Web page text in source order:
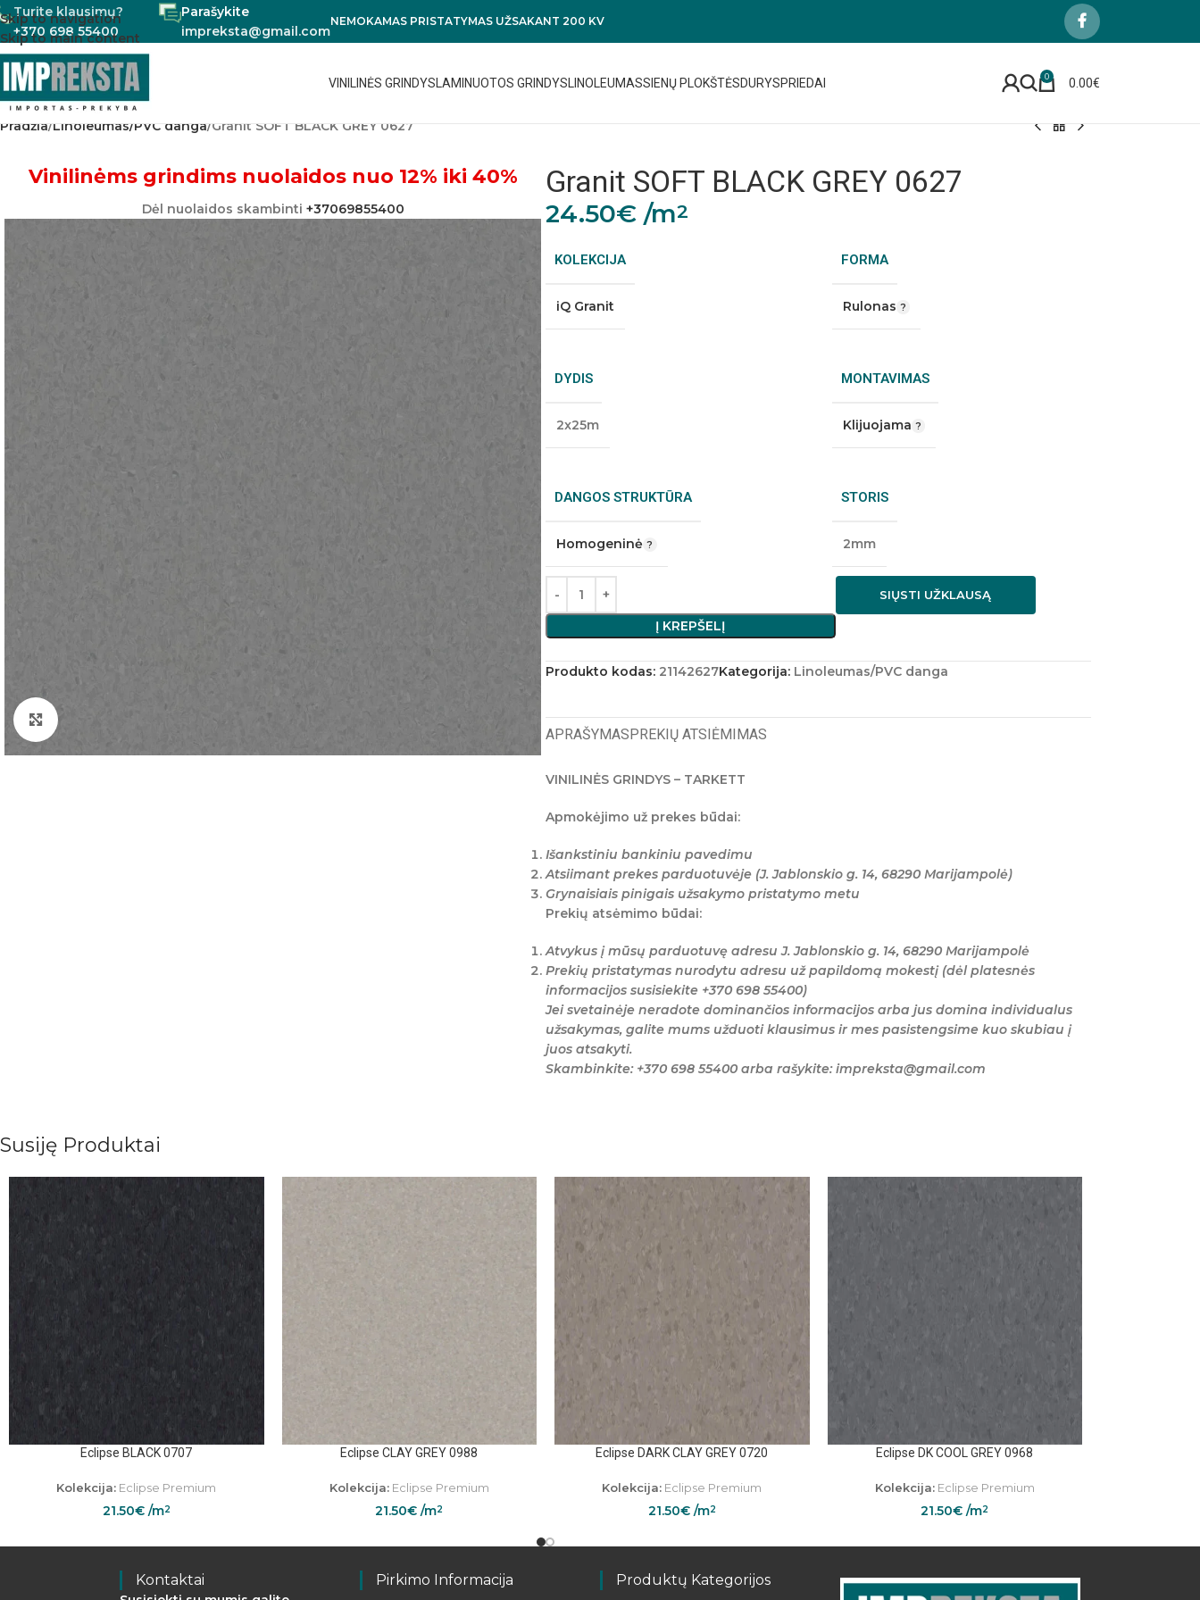
Skip to navigation
Skip to main content
Turite klausimų?
+370 698 55400
Parašykite
impreksta@gmail.com
NEMOKAMAS PRISTATYMAS UŽSAKANT 200 KV
VINILINĖS GRINDYS LAMINUOTOS GRINDYS LINOLEUMASSIENŲ PLOKŠTĖSDURYSPRIEDAI 0 0.00€
Pradžia Linoleumas/PVC danga Granit SOFT BLACK GREY 0627
Vinilinėms grindims nuolaidos nuo 12% iki 40%
Dėl nuolaidos skambinti +37069855400
Granit SOFT BLACK GREY 0627
24.50€ /m2
KOLEKCIJA
iQ Granit
FORMA
Rulonas
DYDIS
2x25m
MONTAVIMAS
Klijuojama
DANGOS STRUKTŪRA
Homogeninė
STORIS
2mm
Į KREPŠELĮ
SIŲSTI UŽKLAUSĄ
Produkto kodas: 21142627Kategorija: Linoleumas/PVC danga
APRAŠYMASPREKIŲ ATSIĖMIMAS
VINILINĖS GRINDYS – TARKETT
Apmokėjimo už prekes būdai:
Išankstiniu bankiniu pavedimu
Atsiimant prekes parduotuvėje (J. Jablonskio g. 14, 68290 Marijampolė)
Grynaisiais pinigais užsakymo pristatymo metu
Prekių atsėmimo būdai:
Atvykus į mūsų parduotuvę adresu J. Jablonskio g. 14, 68290 Marijampolė
Prekių pristatymas nurodytu adresu už papildomą mokestį (dėl platesnės
informacijos susisiekite +370 698 55400)
Jei svetainėje neradote dominančios informacijos arba jus domina individualus
užsakymas, galite mums užduoti klausimus ir mes pasistengsime kuo skubiau į
juos atsakyti.
Skambinkite: +370 698 55400 arba rašykite: impreksta@gmail.com
Susiję Produktai
Eclipse BLACK 0707
Kolekcija: Eclipse Premium
21.50€/m2
Eclipse CLAY GREY 0988
Kolekcija:Eclipse Premium
21.50€ /m2
Eclipse DARK CLAY GREY 0720
Kolekcija: Eclipse Premium
21.50€/m2
Eclipse DK COOL GREY 0968
Kolekcija:Eclipse Premium
21.50€ /m2
Kontaktai Pirkimo Informacija Produktų Kategorijos